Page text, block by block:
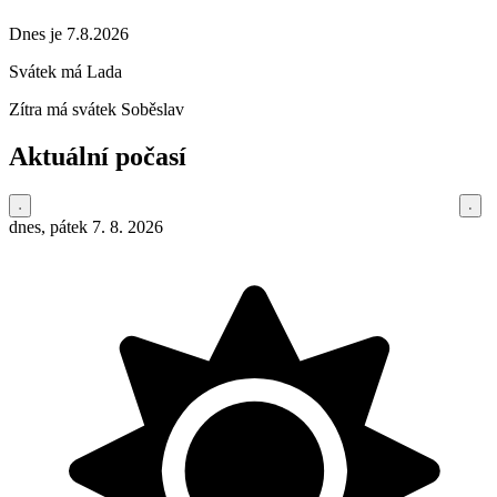
Dnes je 7.8.2026
Svátek má Lada
Zítra má svátek Soběslav
Aktuální počasí
dnes, pátek 7. 8. 2026